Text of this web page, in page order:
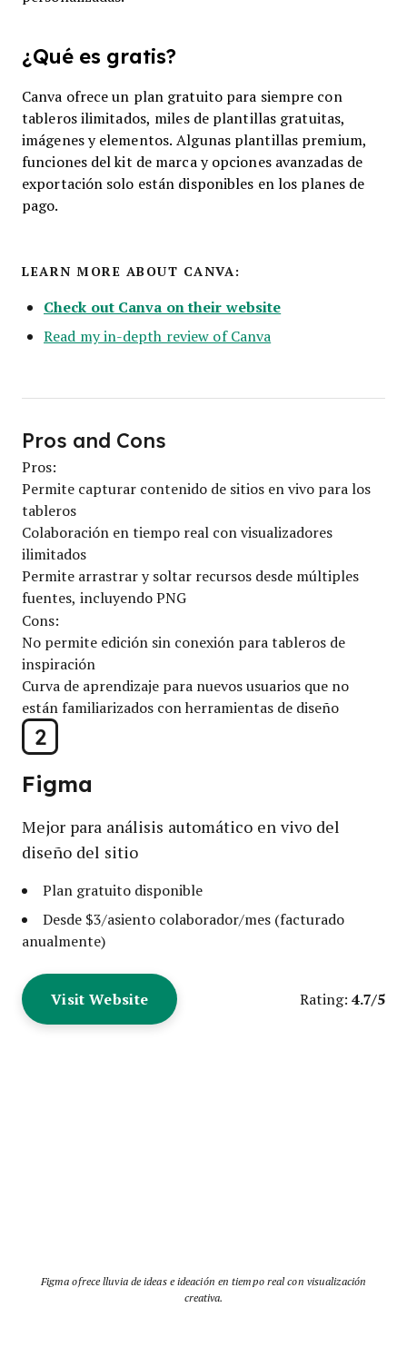
¿Qué es gratis?
Canva ofrece un plan gratuito para siempre con
tableros ilimitados, miles de plantillas gratuitas,
imágenes y elementos. Algunas plantillas premium,
funciones del kit de marca y opciones avanzadas de
exportación solo están disponibles en los planes de
pago.
LEARN MORE ABOUT CANVA:
Check out Canva on their website
Read my in-depth review of Canva
2
Figma
Mejor para análisis automático en vivo del
diseño del sitio
Plan gratuito disponible
Desde $3/asiento colaborador/mes (facturado
anualmente)
Visit Website Rating: 4.7/5
Figma ofrece lluvia de ideas e ideación en tiempo real con visualización
creativa.
Pros and Cons
Pros:
Permite capturar contenido de sitios en vivo para los
tableros
Colaboración en tiempo real con visualizadores
ilimitados
Permite arrastrar y soltar recursos desde múltiples
fuentes, incluyendo PNG
Cons:
No permite edición sin conexión para tableros de
inspiración
Curva de aprendizaje para nuevos usuarios que no
están familiarizados con herramientas de diseño